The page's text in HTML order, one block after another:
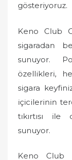
gösteriyoruz.
Keno Club
sigaradan
sunuyor.
özellikleri,
sigara
içicilerinin
tıkırtısı
sunuyor.
Keno Club